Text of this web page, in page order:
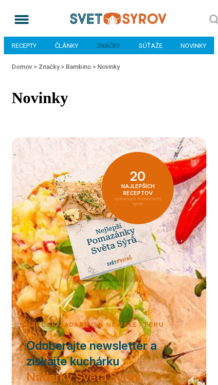
RECEPTY ČLÁNKY ZNAČKY SÚŤAŽE NOVINKY
Domov > Značky > Bambino > Novinky
Novinky
20
NAJLEPŠÍCH
RECEPTOV
vybraných milovníkmi
syrov
DARČEK ZADARMO K NEWSLETTERU
Odoberajte newsletter a
získajte kuchárku
Nátierky Sveta Syrov.